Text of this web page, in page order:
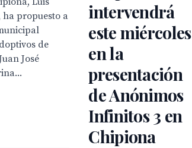
propuesto a
de
José
intervendrá
este miércoles
en la
presentación
de Anónimos
Infinitos 3 en
Chipiona